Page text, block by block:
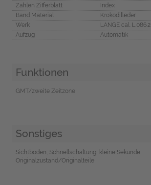
Zahlen Zifferblatt
Index
Band Material
Krokodilleder
Werk
LANGE cal. L.086.2
Aufzug
Automatik
Funktionen
GMT/zweite Zeitzone
Sonstiges
Sichtboden, Schnellschaltung, kleine Sekunde,
Originalzustand/Originalteile